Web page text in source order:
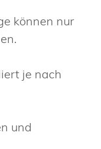
können nur
je nach
und